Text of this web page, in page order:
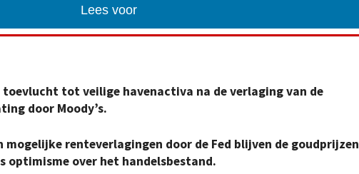
Lees voor
toevlucht tot veilige havenactiva na de verlaging van de
door Moody’s.
mogelijke renteverlagingen door de Fed blijven de goudprijzen
optimisme over het handelsbestand.